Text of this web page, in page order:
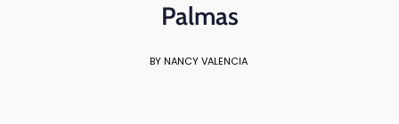
Palmas
BY NANCY VALENCIA